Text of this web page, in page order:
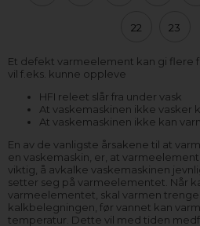
22 23
Et defekt varmeelement kan gi flere
vil f.eks. kunne oppleve
HFI releet slår fra under vask
At vaskemaskinen ikke vasker
At vaskemaskinen ikke kan
En av de vanligste årsakene til at
en vaskemaskin, er, at
viktig, å avkalke vaskemaskinen
setter seg på varmeelementet. Når
varmeelementet, skal varmen
kalkbelegningen, før vannet kan
temperatur. Dette vil med tiden